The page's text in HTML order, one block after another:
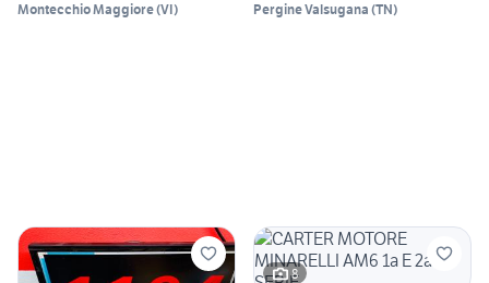
Montecchio Maggiore(VI) Pergine Valsugana (TN)
8